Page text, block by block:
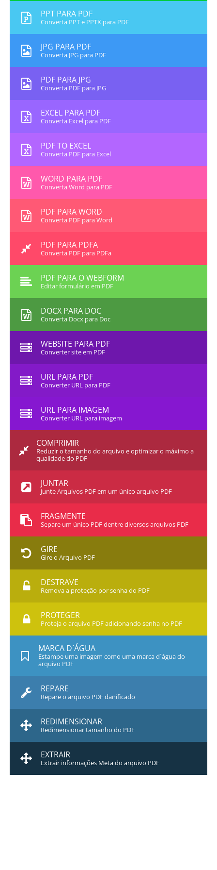
PPT PARA PDF
Converta PPT e PPTX para PDF
JPG PARA PDF
Converta JPG para PDF
PDF PARA JPG
Converta PDF para JPG
EXCEL PARA PDF
Converta Excel para PDF
PDF TO EXCEL
Converta PDF para Excel
WORD PARA PDF
Converta Word para PDF
PDF PARA WORD
Converta PDF para Word
PDF PARA PDFA
Converta PDF para PDFa
PDF PARA O WEBFORM
Editar formulário em PDF
DOCX PARA DOC
Converta Docx para Doc
WEBSITE PARA PDF
Converter site em PDF
URL PARA PDF
Converter URL para PDF
URL PARA IMAGEM
Converter URL para imagem
COMPRIMIR
Reduzir o tamanho do arquivo e optimizar o máximo a
qualidade do PDF
JUNTAR
Junte Arquivos PDF em um único arquivo PDF
FRAGMENTE
Separe um único PDF dentre diversos arquivos PDF
GIRE
Gire o Arquivo PDF
DESTRAVE
Remova a proteção por senha do PDF
PROTEGER
Proteja o arquivo PDF adicionando senha no PDF
MARCA D`ÁGUA
Estampe uma imagem como uma marca d`água do
arquivo PDF
REPARE
Repare o arquivo PDF danificado
REDIMENSIONAR
Redimensionar tamanho do PDF
EXTRAIR
Extrair informações Meta do arquivo PDF